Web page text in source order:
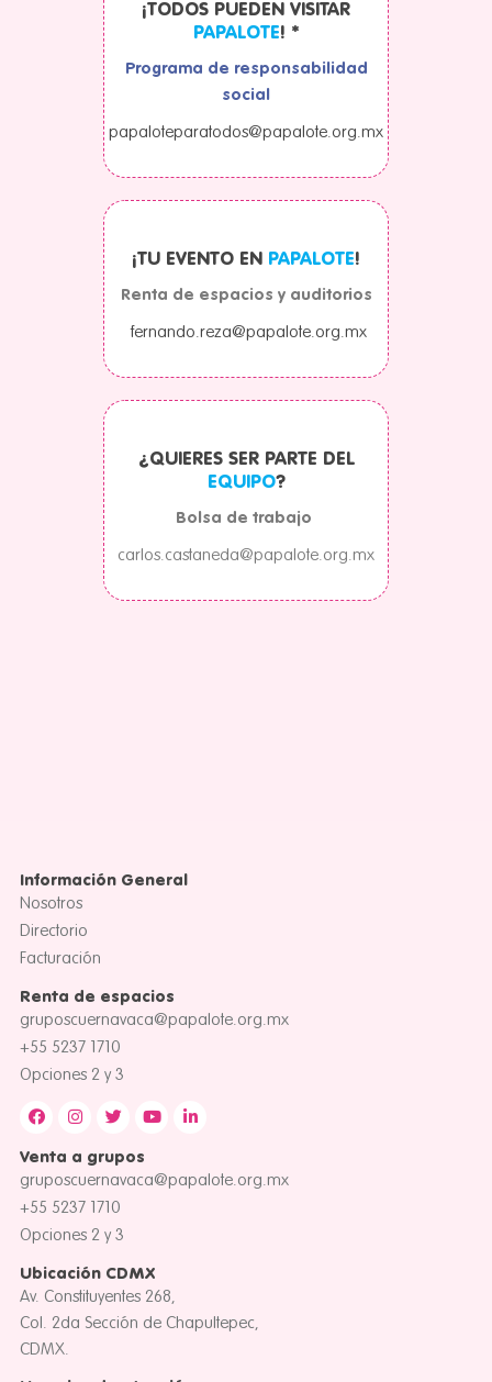
¡TODOS PUEDEN VISITAR
PAPALOTE! *
Programa de responsabilidad
social
papaloteparatodos@papalote.org.mx
¡TU EVENTO EN PAPALOTE!
Renta de espacios y auditorios
fernando.reza@papalote.org.mx
¿QUIERES SER PARTE DEL
EQUIPO?
Bolsa de trabajo
carlos.castaneda@papalote.org.mx
Información General
Nosotros
Directorio
Facturación
Renta de espacios
gruposcuernavaca@papalote.org.mx
+55 5237 1710
Opciones 2 y 3
Venta a grupos
gruposcuernavaca@papalote.org.mx
+55 5237 1710
Opciones 2 y 3
Ubicación CDMX
Av. Constituyentes 268,
Col. 2da Sección de Chapultepec,
CDMX.